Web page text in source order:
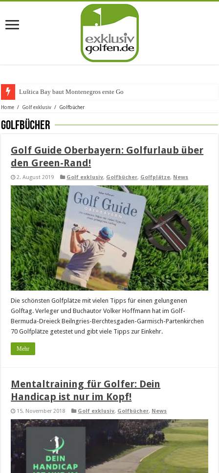
Luštica Bay baut Montenegros erste Golf-Community we
Home / Golf exklusiv / Golfbücher
Golfbücher
Golf Guide Oberbayern: Golfurlaub über
den Green-Rand!
2. August 2019 Golf exklusiv, Golfbücher, Golfplätze, News
Die schönsten Golfplätze mit vielen Tipps für einen gelungenen
Golftag. Verleger und Buchautor Volker Hoffmann hat im Golf-
Bermuda-Dreieck Beilngries-Berchtesgaden-Garmisch-Partenkirchen
70 Golfplätze getestet und gibt viele Tipps zur Einkehr.
Mehr
Mentaltraining für Golfer: Dein
Handicap ist nur im Kopf!
15. November 2018 Golf exklusiv, Golfbücher, News